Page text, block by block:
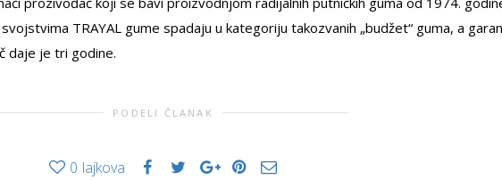
TRAYAL gume spadaju u kategoriju takozvanih „budžet“ guma, a
daje je tri godine.
PODELI ČLANAK
0 lajkova